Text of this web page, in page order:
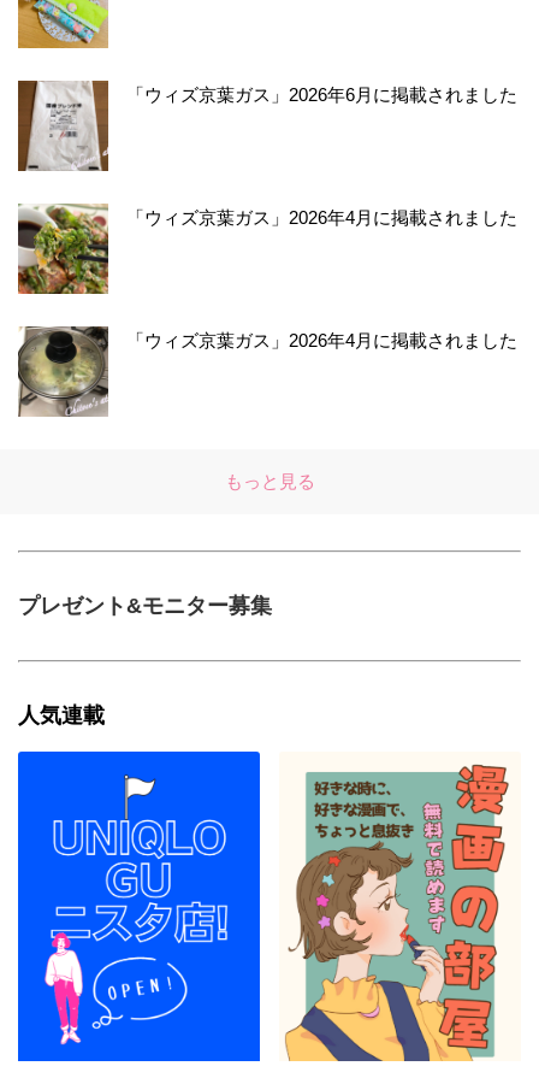
「ウィズ京葉ガス」2026年6月に掲載されました
「ウィズ京葉ガス」2026年4月に掲載されました
「ウィズ京葉ガス」2026年4月に掲載されました
もっと見る
プレゼント&モニター募集
人気連載